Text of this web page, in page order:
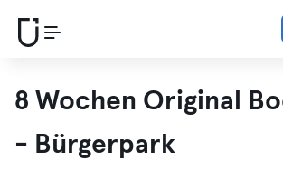
8 Wochen Original
- Bürgerpark